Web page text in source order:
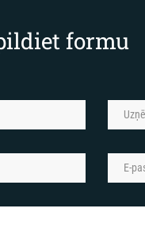
formu